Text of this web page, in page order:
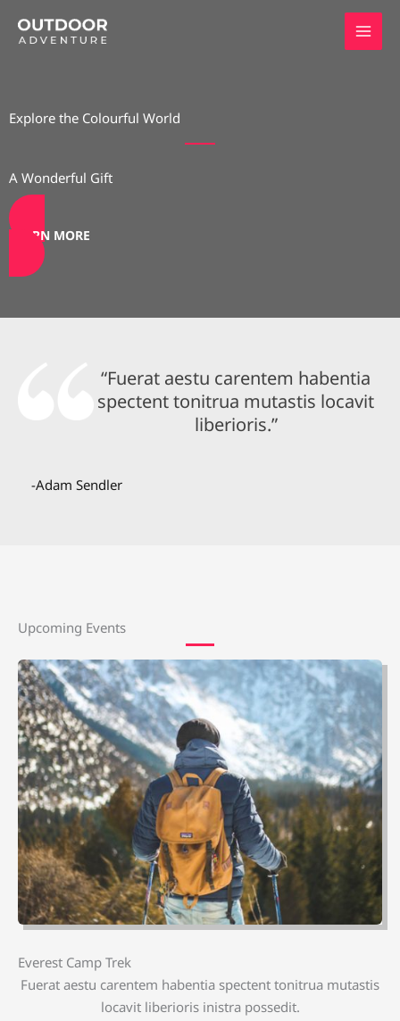
Explore the Colourful World
A Wonderful Gift
LEARN MORE
“Fuerat aestu carentem habentia
spectent tonitrua mutastis locavit
liberioris.”
-Adam Sendler
Upcoming Events
Everest Camp Trek
Fuerat aestu carentem habentia spectent tonitrua mutastis
locavit liberioris inistra possedit.